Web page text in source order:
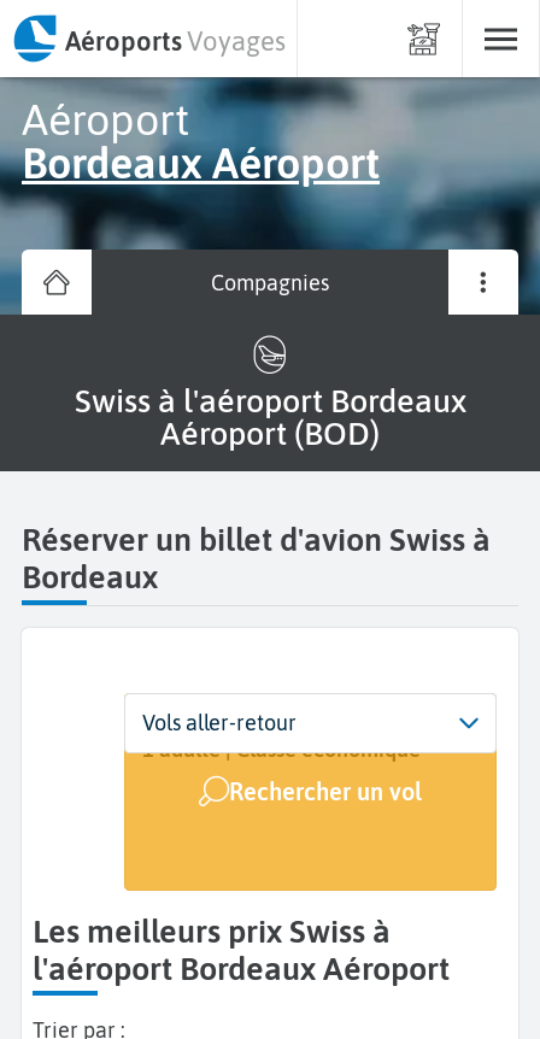
AéroportsVoyages
Aéroport
Bordeaux Aéroport
Compagnies
Swiss à l'aéroport Bordeaux
Aéroport (BOD)
Réserver un billet d'avion Swiss à
Bordeaux
Départ
Bordeaux Mérignac (BOD)
Dates
Dates de votre voyage
Voyageurs | Classe
1 adulte | Classe économique
Rechercher un vol
Vols aller-retour
Les meilleurs prix Swiss à
l'aéroport Bordeaux Aéroport
Trier par :